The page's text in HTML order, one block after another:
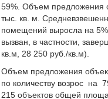
59%. Объем предложения
тыс. кв. м.
помещений выросла на
вызван, в частности,
кв.м, 28 250 руб./кв.м).
Объем предложения
по количеству возрос на
215 объектов общей